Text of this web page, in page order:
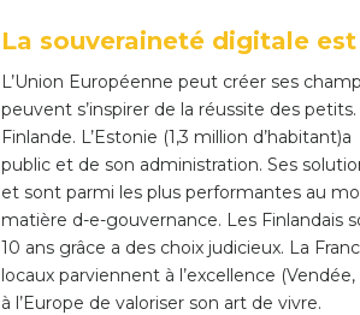
La souveraineté digitale
L’Union Européenne peut créer ses
peuvent s’inspirer de la réussite des
Finlande. L’Estonie (1,3 million
public et de son administration. Ses
et sont parmi les plus performantes au
matière d-e-gouvernance. Les Finlandais
10 ans grâce a des choix judicieux. La
locaux parviennent à l’excellence
à l’Europe de valoriser son art de vivre.